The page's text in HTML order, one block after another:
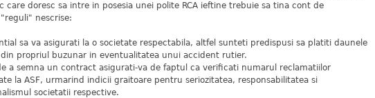
care doresc sa intre in posesia unei polite RCA ieftine trebuie sa tina cont de
nescrise:
sa va asigurati la o societate respectabila, altfel sunteti predispusi sa platiti daunele
propriul buzunar in eventualitatea unui accident rutier.
a semna un contract asigurati-va de faptul ca verificati numarul reclamatiilor
la ASF, urmarind indicii graitoare pentru seriozitatea, responsabilitatea si
societatii respective.